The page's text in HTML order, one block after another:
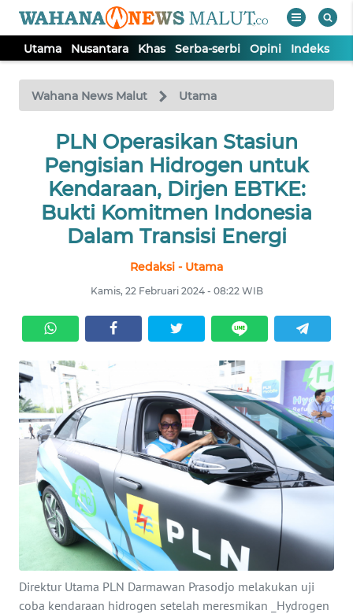
Utama Nusantara Khas Serba-serbi Opini Indeks
Wahana News Malut Utama
PLN Operasikan Stasiun
Pengisian Hidrogen untuk
Kendaraan, Dirjen EBTKE:
Bukti Komitmen Indonesia
Dalam Transisi Energi
Redaksi - Utama
Kamis, 22 Februari 2024 - 08:22 WIB
Direktur Utama PLN Darmawan Prasodjo melakukan uji
coba kendaraan hidrogen setelah meresmikan _Hydrogen
TV
Tutup
UTAMA
NUSANTARA
OPINI
Informasi
INDEKS
BERITA
KONTAK
KAMI
INFO
TENTANG
KAMI